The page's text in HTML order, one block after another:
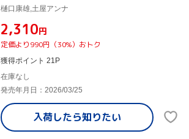
樋口康雄,土屋アンナ
¥2,310円
定価より990円（30%）おトク
獲得ポイント 21P
在庫なし
発売年月日：2026/03/25
入荷したら知りたい